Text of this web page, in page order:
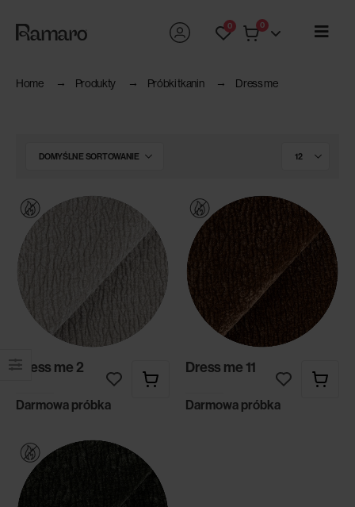
0 0
Home Produkty Próbki tkanin Dress me
Dress me 2
Darmowa próbka
Dress me 11
Darmowa próbka